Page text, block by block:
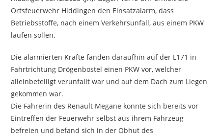
Ortsfeuerwehr Hiddingen den Einsatzalarm, dass
Betriebsstoffe, nach einem Verkehrsunfall, aus einem PKW
laufen sollen.
Die alarmierten Kräfte fanden daraufhin auf der L171 in
Fahrtrichtung Drögenbostel einen PKW vor, welcher
alleinbeteiligt verunfallt war und auf dem Dach zum Liegen
gekommen war.
Die Fahrerin des Renault Megane konnte sich bereits vor
Eintreffen der Feuerwehr selbst aus ihrem Fahrzeug
befreien und befand sich in der Obhut des